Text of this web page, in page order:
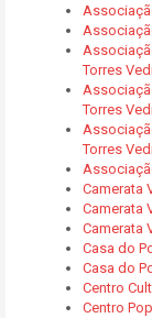
Torres
Torres
Torres
Camerata
Camerata
Camerata
Casa do
Casa do
Centro
Centro